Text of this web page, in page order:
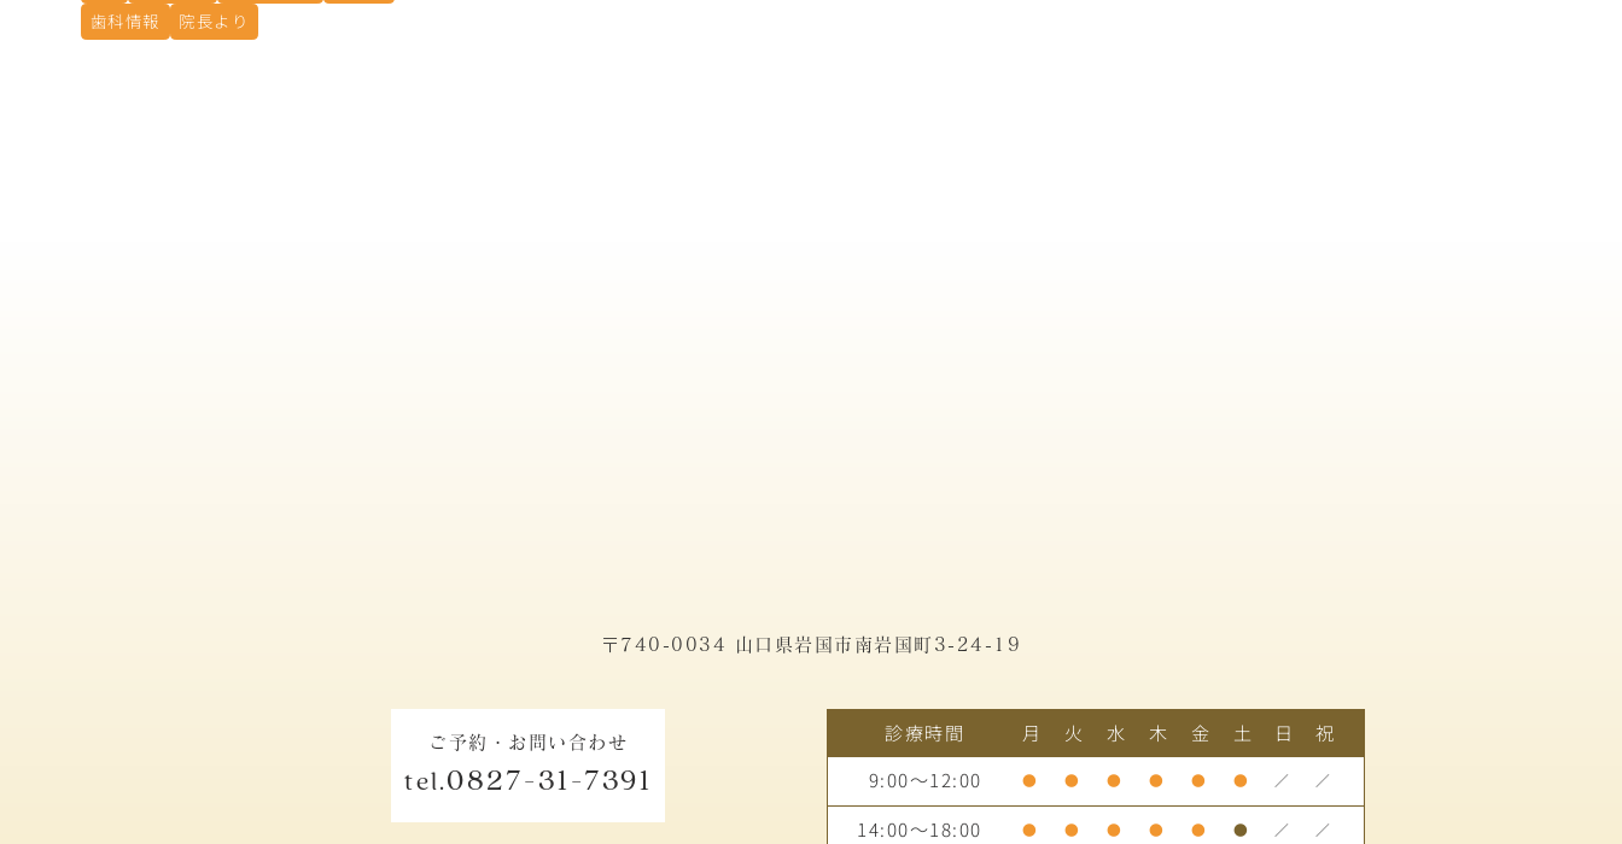
歯科情報
院長より
〒740-0034 山口県岩国市南岩国町3-24-19
ご予約・お問い合わせ
tel.0827-31-7391
診療時間 月 火 水 木 金 土 日
祝
9:00～12:00
● ● ● ● ● ● ／ ／
14:00～18:00 ● ● ● ● ● ● ／ ／